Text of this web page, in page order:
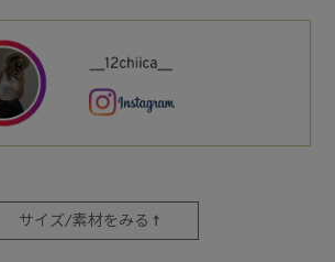
サイズ/素材をみる ↑